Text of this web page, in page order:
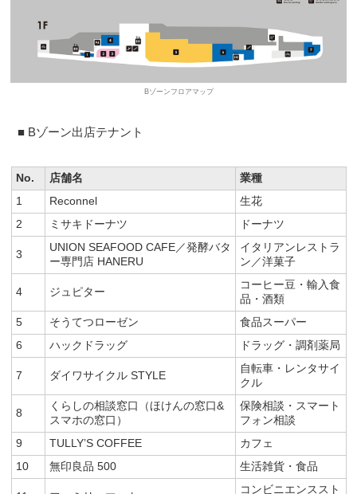
Bゾーンフロアマップ
■ Bゾーン出店テナント
No. 店舗名
業種
1
Reconnel
生花
2
ミサキドーナツ ドーナツ
3
UNION SEAFOOD CAFE／発酵バタ
ー専門店 HANERU
イタリアンレストラ
ン／洋菓子
4 ジュピター
コーヒー豆・輸入食
品・酒類
5
そうてつローゼン
食品スーパー
6
ハックドラッグ ドラッグ・調剤薬局
7 ダイワサイクル STYLE
自転車・レンタサイ
クル
8
くらしの相談窓口（ほけんの窓口&
スマホの窓口）
保険相談・スマート
フォン相談
9
TULLY’S COFFEE
カフェ
10
無印良品 500 生活雑貨・食品
コンビニエンススト